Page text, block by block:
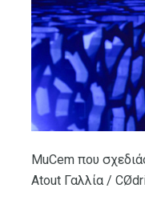
MuCem που
Atout Γαλλία /